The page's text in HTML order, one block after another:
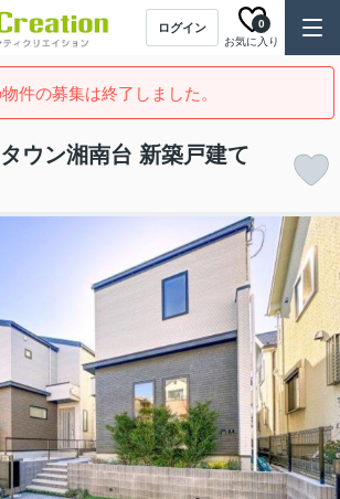
ログイン
お気に入り
0
件の募集は終了しました。
タウン湘南台 新築戸建て